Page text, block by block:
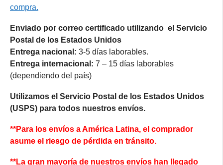
compra.
Enviado por correo certificado utilizando el Servicio
Postal de los Estados Unidos
Entrega nacional: 3-5 días laborables.
Entrega internacional: 7 – 15 días laborables
(dependiendo del país)
Utilizamos el Servicio Postal de los Estados Unidos
(USPS) para todos nuestros envíos.
**Para los envíos a América Latina, el comprador
asume el riesgo de pérdida en tránsito.
**La gran mayoría de nuestros envíos han llegado